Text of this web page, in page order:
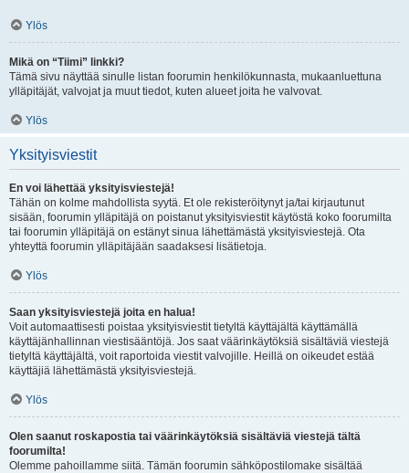
Ylös
Mikä on “Tiimi” linkki?
Tämä sivu näyttää sinulle listan foorumin henkilökunnasta, mukaanluettuna
ylläpitäjät, valvojat ja muut tiedot, kuten alueet joita he valvovat.
Ylös
Yksityisviestit
En voi lähettää yksityisviestejä!
Tähän on kolme mahdollista syytä. Et ole rekisteröitynyt ja/tai kirjautunut
sisään, foorumin ylläpitäjä on poistanut yksityisviestit käytöstä koko foorumilta
tai foorumin ylläpitäjä on estänyt sinua lähettämästä yksityisviestejä. Ota
yhteyttä foorumin ylläpitäjään saadaksesi lisätietoja.
Ylös
Saan yksityisviestejä joita en halua!
Voit automaattisesti poistaa yksityisviestit tietyltä käyttäjältä käyttämällä
käyttäjänhallinnan viestisääntöjä. Jos saat väärinkäytöksiä sisältäviä viestejä
tietyltä käyttäjältä, voit raportoida viestit valvojille. Heillä on oikeudet estää
käyttäjiä lähettämästä yksityisviestejä.
Ylös
Olen saanut roskapostia tai väärinkäytöksiä sisältäviä viestejä tältä
foorumilta!
Olemme pahoillamme siitä. Tämän foorumin sähköpostilomake sisältää